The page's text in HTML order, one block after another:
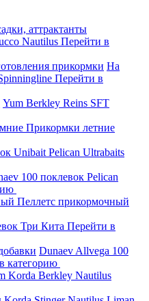
аттрактанты
Nautilus Перейти в
прикормки На
Перейти в
Yum Berkley Reins SFT
Прикормки летние
Unibait Pelican Ultrabaits
100 поклевок Pelican
Пеллетс прикормочный
Три Кита Перейти в
Dunaev Allvega 100
категорию
Korda Berkley Nautilus